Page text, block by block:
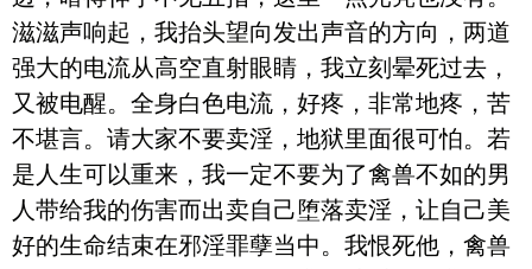
滋滋声响起，我抬头望向发出声音的方向，两道
强大的电流从高空直射眼睛，我立刻晕死过去，
又被电醒。全身白色电流，好疼，非常地疼，苦
不堪言。请大家不要卖淫，地狱里面很可怕。若
是人生可以重来，我一定不要为了禽兽不如的男
人带给我的伤害而出卖自己堕落卖淫，让自己美
好的生命结束在邪淫罪孽当中。我恨死他，禽兽